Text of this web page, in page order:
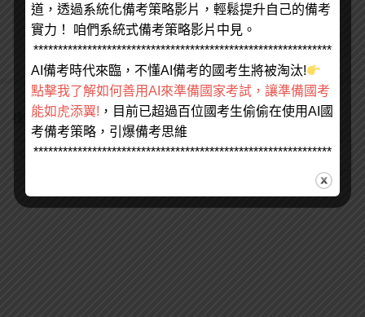
找不到您要的請打上關鍵字來搜尋
道，透過系統化備考策略影片，輕鬆提升自己的備考
實力！ 咱們系統式備考策略影片中見。
*************************************************************
AI備考時代來臨，不懂AI備考的國考生將被淘汰!
點擊我了解如何善用AI來準備國家考試，讓準備國考
能如虎添翼! ，目前已超過百位國考生偷偷在使用AI國
考備考策略，引爆備考思維
*************************************************************